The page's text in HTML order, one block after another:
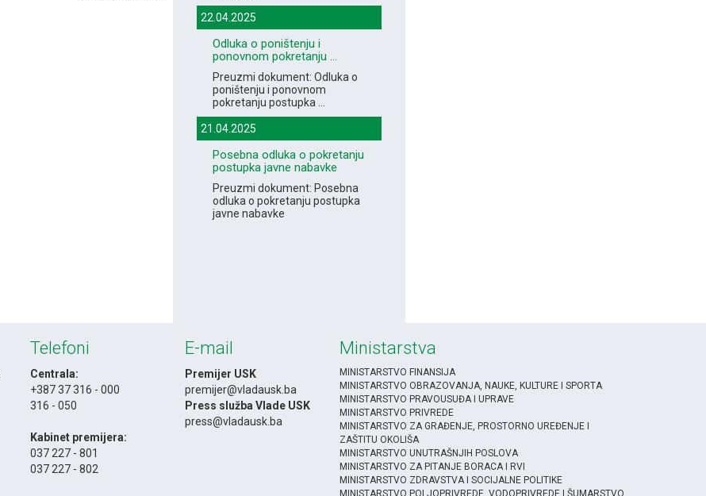
22.04.2025
Odluka o poništenju i
ponovnom pokretanju ...
Preuzmi dokument: Odluka o
poništenju i ponovnom
pokretanju postupka ...
21.04.2025
Posebna odluka o pokretanju
postupka javne nabavke
Preuzmi dokument: Posebna
odluka o pokretanju postupka
javne nabavke
Telefoni
Centrala:
+387 37 316 - 000
316 - 050
Kabinet premijera:
037 227 - 801
037 227 - 802
E-mail
Premijer USK
premijer@vladausk.ba
Press služba Vlade USK
press@vladausk.ba
Ministarstva
MINISTARSTVO FINANSIJA
MINISTARSTVO OBRAZOVANJA, NAUKE, KULTURE I SPORTA
MINISTARSTVO PRAVOUSUĐA I UPRAVE
MINISTARSTVO PRIVREDE
MINISTARSTVO ZA GRAĐENJE, PROSTORNO UREĐENJE I
ZAŠTITU OKOLIŠA
MINISTARSTVO UNUTRAŠNJIH POSLOVA
MINISTARSTVO ZA PITANJE BORACA I RVI
MINISTARSTVO ZDRAVSTVA I SOCIJALNE POLITIKE
MINISTARSTVO POLJOPRIVREDE, VODOPRIVREDE I ŠUMARSTVO